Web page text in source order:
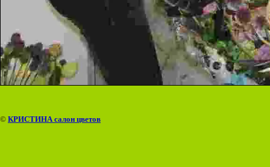
© КРИСТИНА салон цветов